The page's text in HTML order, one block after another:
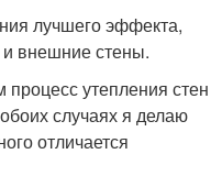
лучшего эффекта,
и внешние стены.
утепления стен
случаях я делаю
отличается